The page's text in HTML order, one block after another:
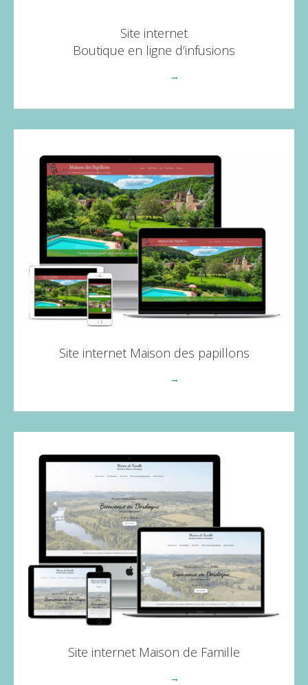
Site internet
Boutique en ligne d’infusions
→
Site internet Maison des papillons
→
Site internet Maison de Famille
→